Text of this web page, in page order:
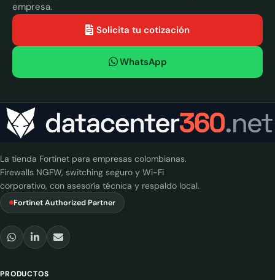
empresa.
Solicita tu cotización
WhatsApp
La tienda Fortinet para empresas colombianas.
Firewalls NGFW, switching seguro y Wi-Fi
corporativo, con asesoría técnica y respaldo local.
Fortinet Authorized Partner
PRODUCTOS